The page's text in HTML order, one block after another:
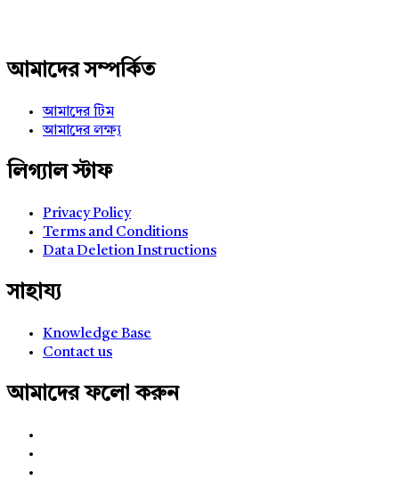
আমাদের সম্পর্কিত
আমাদের টিম
আমাদের লক্ষ্য
লিগ্যাল স্টাফ
Privacy Policy
Terms and Conditions
Data Deletion Instructions
সাহায্য
Knowledge Base
Contact us
আমাদের ফলো করুন